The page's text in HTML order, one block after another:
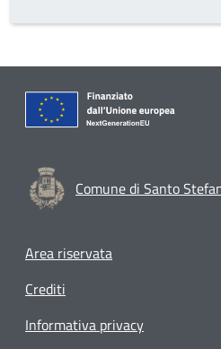
Comune di Santo
Footer menu
Area riservata
Crediti
Informativa privacy